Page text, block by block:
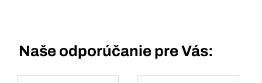
Naše odporúčanie pre Vás: